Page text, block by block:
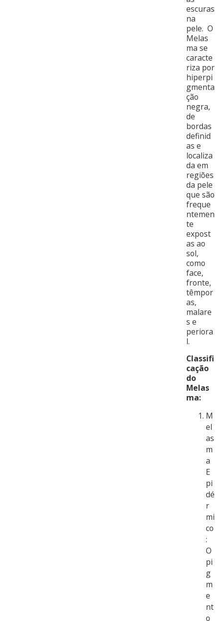
escuras
na
pele. O
Melas
ma se
caracte
riza por
hiperpi
gmenta
ção
negra,
de
bordas
definid
as e
localiza
da em
regiões
da pele
que são
freque
ntemen
te
expost
as ao
sol,
como
face,
fronte,
têmpor
as,
malare
s e
periora
l.
Classifi
cação
do
Melas
ma:
M
el
as
m
a
E
pi
dé
r
mi
co
:
O
pi
g
m
e
nt
o